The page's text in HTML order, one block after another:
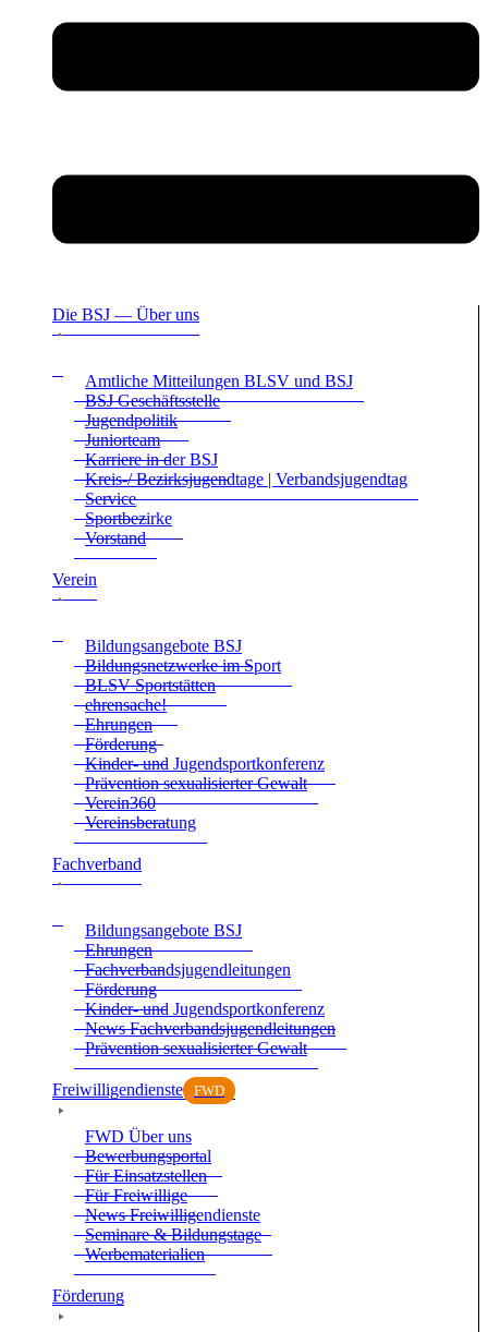
Die BSJ — Über uns
Amt­li­che Mit­tei­lun­gen BLSV und BSJ
BSJ Geschäfts­stelle
Jugend­po­li­tik
Juni­or­team
Kar­riere in der BSJ
Kreis-/ Bezirks­ju­gend­tage | Ver­bands­ju­gend­tag
Ser­vice
Sport­be­zirke
Vor­stand
Ver­ein
Bil­dungs­an­ge­bote BSJ
Bil­dungs­netz­werke im Sport
BLSV Sport­stät­ten
ehren­sa­che!
Ehrun­gen
För­de­rung
Kin­der- und Jugend­sport­kon­fe­renz
Prä­ven­tion sexua­li­sier­ter Gewalt
Verein360
Ver­eins­be­ra­tung
Fach­ver­band
Bil­dungs­an­ge­bote BSJ
Ehrun­gen
Fach­ver­bands­ju­gend­lei­tun­gen
För­de­rung
Kin­der- und Jugend­sport­kon­fe­renz
News Fach­ver­bands­ju­gend­lei­tun­gen
Prä­ven­tion sexua­li­sier­ter Gewalt
Frei­wil­li­gen­dienste FWD
FWD Über uns
Bewer­bungs­por­tal
Für Ein­satz­stel­len
Für Frei­wil­lige
News Frei­wil­li­gen­dienste
Semi­nare & Bil­dungs­tage
Wer­be­ma­te­ria­lien
För­de­rung